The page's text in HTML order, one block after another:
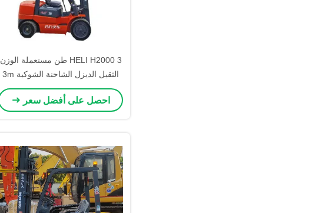
HELI H2000 3 طن مستعملة الوزن
الثقيل الديزل الشاحنة الشوكية 3m
ارتفاع الرفع مع 2 مرحلة الصدر
احصل على أفضل سعر